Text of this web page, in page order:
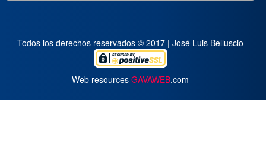
Todos los derechos reservados © 2017 | José Luis Belluscio
Web resources GAVAWEB.com